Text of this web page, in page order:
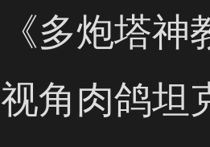
《多炮塔
视角肉鸽坦